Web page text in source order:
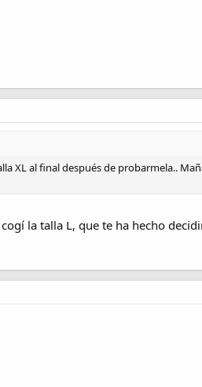
XL al final después de probarmela..
la talla L, que te ha hecho